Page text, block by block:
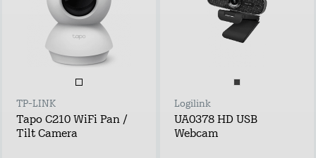
TP-LINK
Tapo C210 WiFi Pan /
Tilt Camera
Logilink
UA0378 HD USB
Webcam